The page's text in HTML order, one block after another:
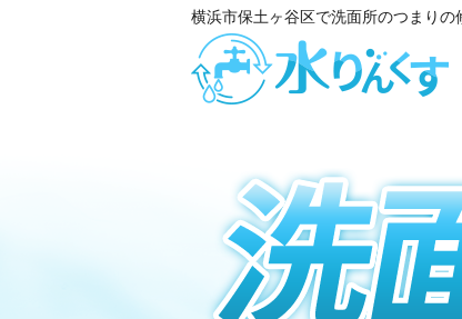
横浜市保土ヶ谷区で洗面所のつまり